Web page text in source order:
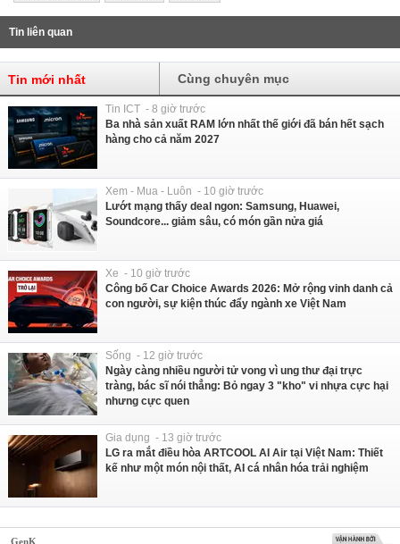
Tin liên quan
Tin mới nhất Cùng chuyên mục
Tin ICT - 8 giờ trước
Ba nhà sản xuất RAM lớn nhất thế giới đã bán hết sạch
hàng cho cả năm 2027
Xem - Mua - Luôn - 10 giờ trước
Lướt mạng thấy deal ngon: Samsung, Huawei,
Soundcore... giảm sâu, có món gần nửa giá
Xe - 10 giờ trước
Công bố Car Choice Awards 2026: Mở rộng vinh danh cả
con người, sự kiện thúc đẩy ngành xe Việt Nam
Sống - 12 giờ trước
Ngày càng nhiều người tử vong vì ung thư đại trực
tràng, bác sĩ nói thẳng: Bỏ ngay 3 "kho" vi nhựa cực hại
nhưng cực quen
Gia dụng - 13 giờ trước
LG ra mắt điều hòa ARTCOOL AI Air tại Việt Nam: Thiết
kế như một món nội thất, AI cá nhân hóa trải nghiệm
GenK